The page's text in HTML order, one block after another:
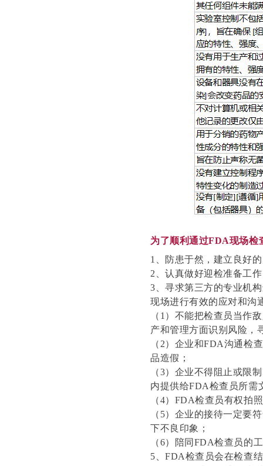
为了顺利通过FDA现场检
1、防患于然，建立良好
2、认真做好迎检准备工
3、寻求第三方的专业机
现场进行有效的应对和沟
（ 1）不能把检查员当作
产和管理方面识别风险，
（ 2）企业和FDA沟通检
品造假；
（3）企业不得阻止或限
内提供给FDA检查员所需
（4）FDA检查员有权拍
（ 5）企业的接待一定要
下不良印象；
（6）陪同FDA检查员的
5、FDA检查员会在检查